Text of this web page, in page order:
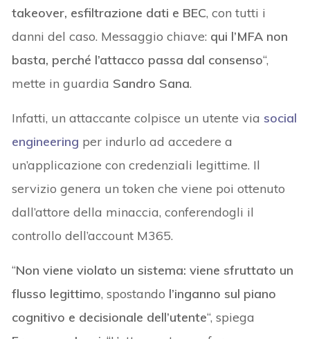
takeover, esfiltrazione dati e BEC, con tutti i
danni del caso. Messaggio chiave: qui l’MFA non
basta, perché l’attacco passa dal consenso“,
mette in guardia Sandro Sana.
Infatti, un attaccante colpisce un utente via social
engineering per indurlo ad accedere a
un’applicazione con credenziali legittime. Il
servizio genera un token che viene poi ottenuto
dall’attore della minaccia, conferendogli il
controllo dell’account M365.
“Non viene violato un sistema: viene sfruttato un
flusso legittimo, spostando l’inganno sul piano
cognitivo e decisionale dell’utente“, spiega